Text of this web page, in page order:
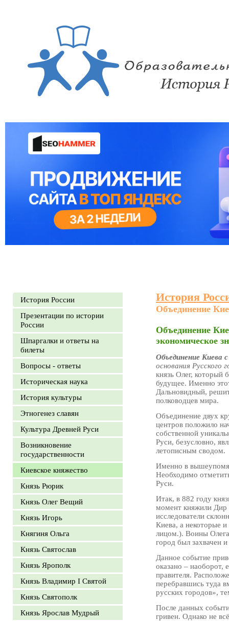
История России
Презентации по истории
России
Шпаргалки и ответы на
билеты
Вопросы - ответы
Историческая наука
История культуры
Этногенез славян
Культура Древней Руси
Возникновение
государственности
Киевское княжество
Князь Рюрик
Князь Олег Вещий
Князь Игорь
Княгиня Ольга
Князь Святослав
Князь Ярополк
Князь Владимир I Святой
Князь Святополк
Князь Ярослав Мудрый
История
Объединение
Объединение
экономическое
Объединение Киева
основания Русского
князь Олег, который
будущее. Именно
Дальновидный,
полководцев мира.
Объединение двух
центров положило
собственной
Руси, безусловно,
летописным сводом.
Именно в
Необходимо
Руси.
Итак, в 882 году
момент княжили Дир
исследователи
Киева, а некоторые
лицом.). Воины
город был захвачен
Данное событие
оказано – наоборот,
правителя.
перебравшись туда
русских городов»,
После данных
гривен. Однако не